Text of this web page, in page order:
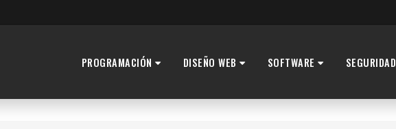
PROGRAMACIÓN DISEÑO WEB SOFTWARE SEGURIDAD